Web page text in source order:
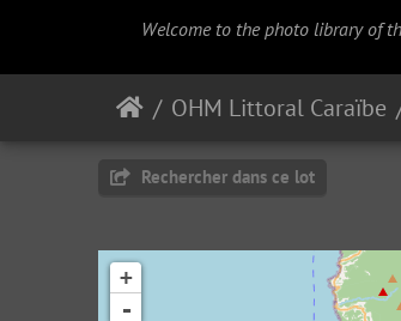
Welcome to the photo library of
OHM Littoral Caraïbe
Rechercher dans ce lot
+
-